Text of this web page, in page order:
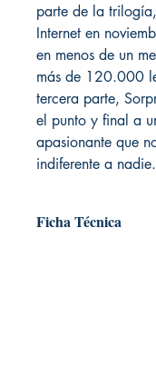
parte de la
Internet en
en menos de un
más de 120.000
tercera parte,
el punto y final a
apasionante que
indiferente a nadie.
Ficha Técnica